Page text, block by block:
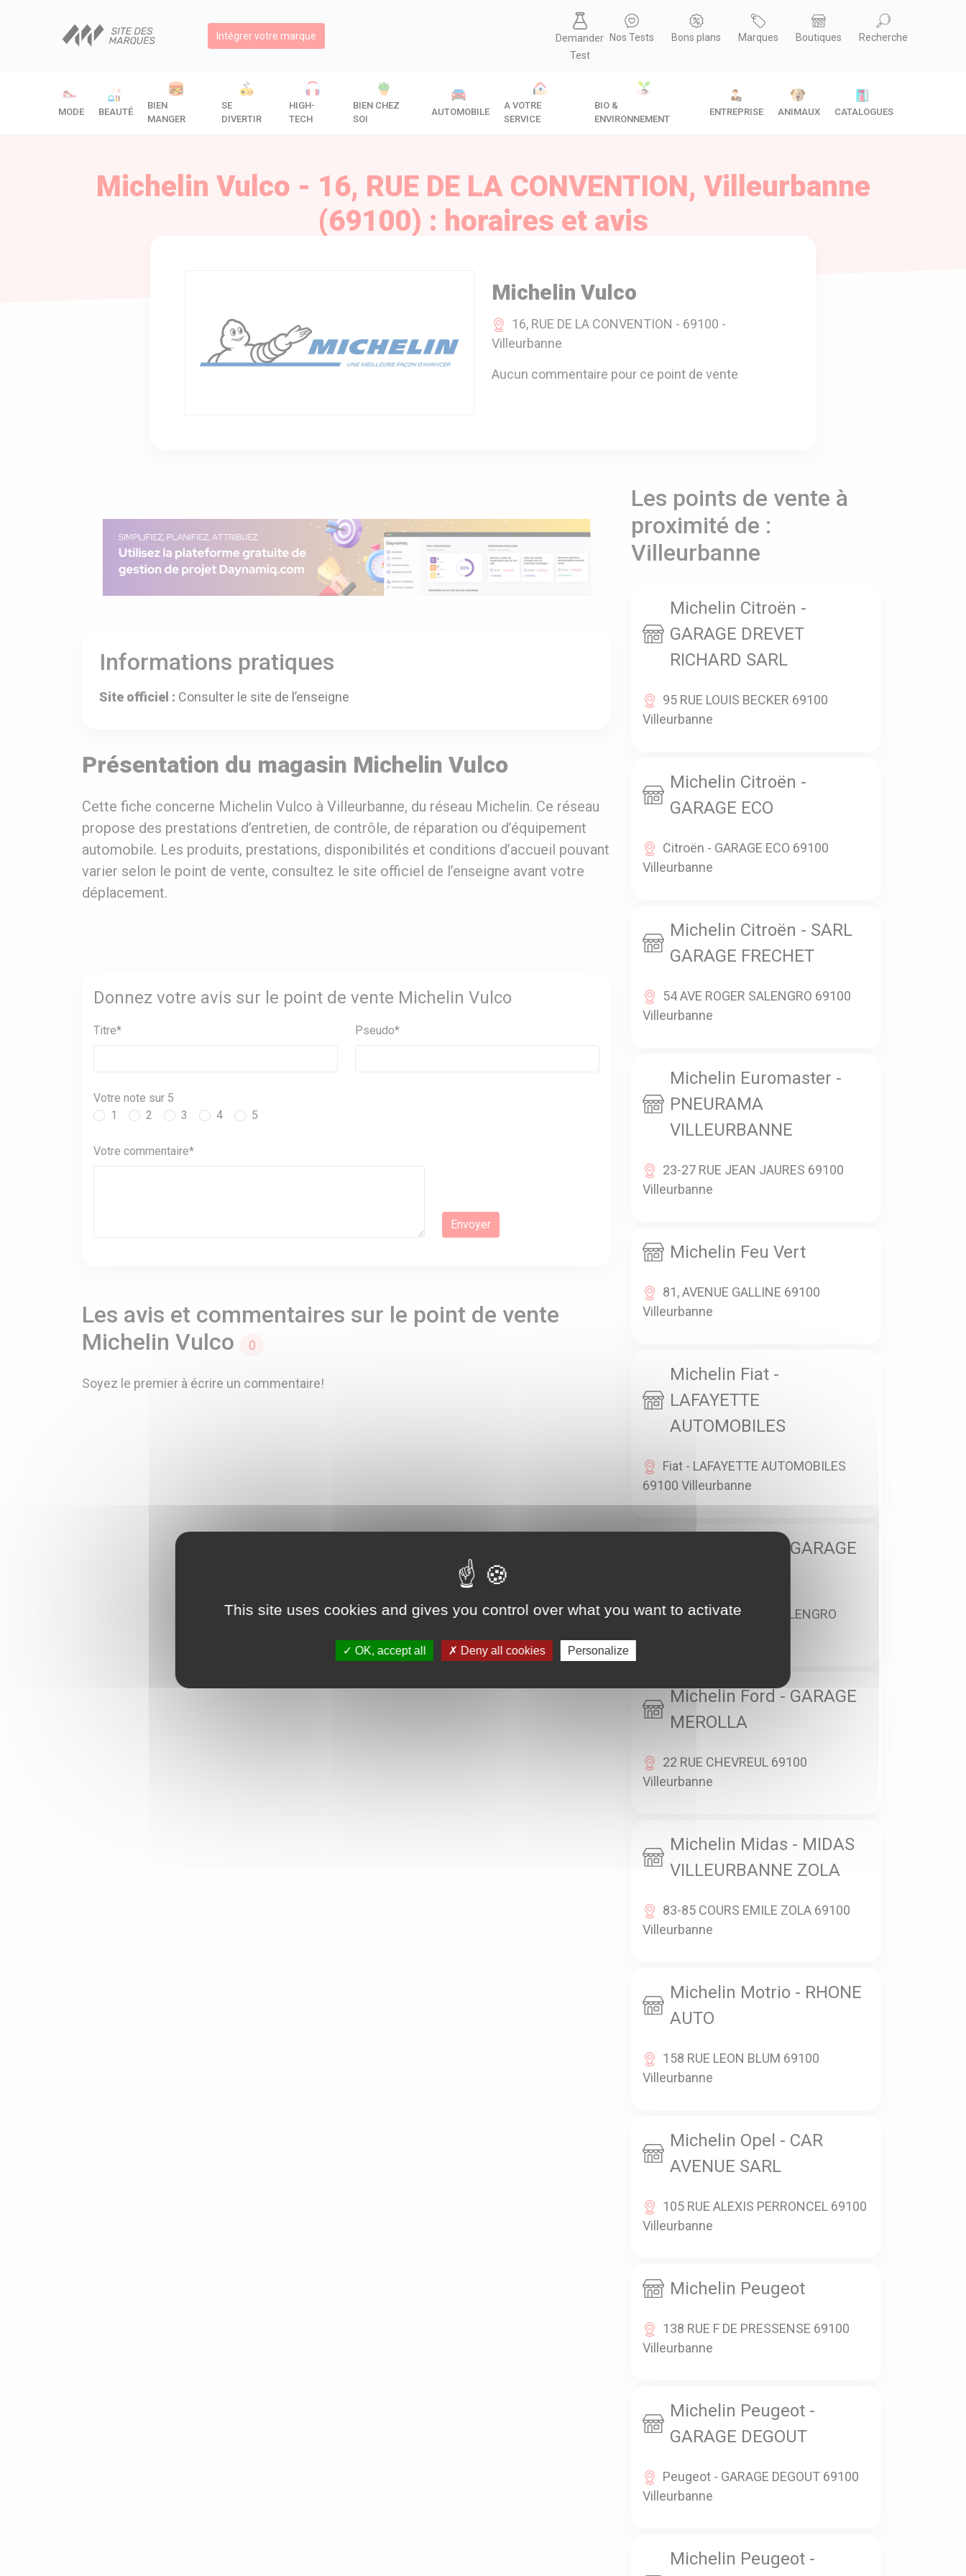
Intégrer votre marque
Demander
Test
Nos Tests Bons plans Marques Boutiques Recherche
MODE BEAUTÉ
BIEN
MANGER
SE
DIVERTIR
HIGH-
TECH
BIEN CHEZ
SOI
AUTOMOBILE
A VOTRE
SERVICE
BIO &
ENVIRONNEMENT
ENTREPRISE ANIMAUX CATALOGUES
Michelin Vulco - 16, RUE DE LA CONVENTION, Villeurbanne
(69100) : horaires et avis
Michelin Vulco
16, RUE DE LA CONVENTION - 69100 -
Villeurbanne
Aucun commentaire pour ce point de vente
Informations pratiques
Site officiel : Consulter le site de l’enseigne
Présentation du magasin Michelin Vulco
Cette fiche concerne Michelin Vulco à Villeurbanne, du réseau Michelin. Ce réseau
propose des prestations d’entretien, de contrôle, de réparation ou d’équipement
automobile. Les produits, prestations, disponibilités et conditions d’accueil pouvant
varier selon le point de vente, consultez le site officiel de l’enseigne avant votre
déplacement.
Donnez votre avis sur le point de vente Michelin Vulco
Titre* Pseudo*
Votre note sur 5
1
2 3 4 5
Votre commentaire*
Les avis et commentaires sur le point de vente
Michelin Vulco
0
Soyez le premier à écrire un commentaire!
Les points de vente à
proximité de :
Villeurbanne
Michelin Citroën -
GARAGE DREVET
RICHARD SARL
95 RUE LOUIS BECKER 69100
Villeurbanne
Michelin Citroën -
GARAGE ECO
Citroën - GARAGE ECO 69100
Villeurbanne
Michelin Citroën - SARL
GARAGE FRECHET
54 AVE ROGER SALENGRO 69100
Villeurbanne
Michelin Euromaster -
PNEURAMA
VILLEURBANNE
23-27 RUE JEAN JAURES 69100
Villeurbanne
Michelin Feu Vert
81, AVENUE GALLINE 69100
Villeurbanne
Michelin Fiat -
LAFAYETTE
AUTOMOBILES
Fiat - LAFAYETTE AUTOMOBILES
69100 Villeurbanne
Michelin Ford - GARAGE
42 AVENUE ROGER SALENGRO
Michelin Ford - GARAGE
MEROLLA
22 RUE CHEVREUL 69100
Villeurbanne
Michelin Midas - MIDAS
VILLEURBANNE ZOLA
83-85 COURS EMILE ZOLA 69100
Villeurbanne
Michelin Motrio - RHONE
AUTO
158 RUE LEON BLUM 69100
Villeurbanne
Michelin Opel - CAR
AVENUE SARL
105 RUE ALEXIS PERRONCEL 69100
Villeurbanne
Michelin Peugeot
138 RUE F DE PRESSENSE 69100
Villeurbanne
Michelin Peugeot -
GARAGE DEGOUT
Peugeot - GARAGE DEGOUT 69100
Villeurbanne
Michelin Peugeot -
This site uses cookies and gives you control over what you want to activate
OK, accept all Deny all cookies Personalize